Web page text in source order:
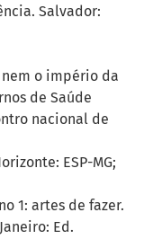
Salvador:
nem o império da
de Saúde
nacional de
ESP-MG;
1: artes de fazer.
Ed.